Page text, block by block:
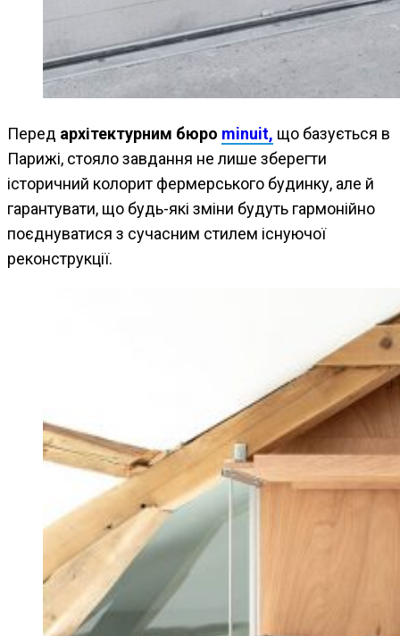
Перед архітектурним бюро minuit, що базується в
Парижі, стояло завдання не лише зберегти
історичний колорит фермерського будинку, але й
гарантувати, що будь-які зміни будуть гармонійно
поєднуватися з сучасним стилем існуючої
реконструкції.